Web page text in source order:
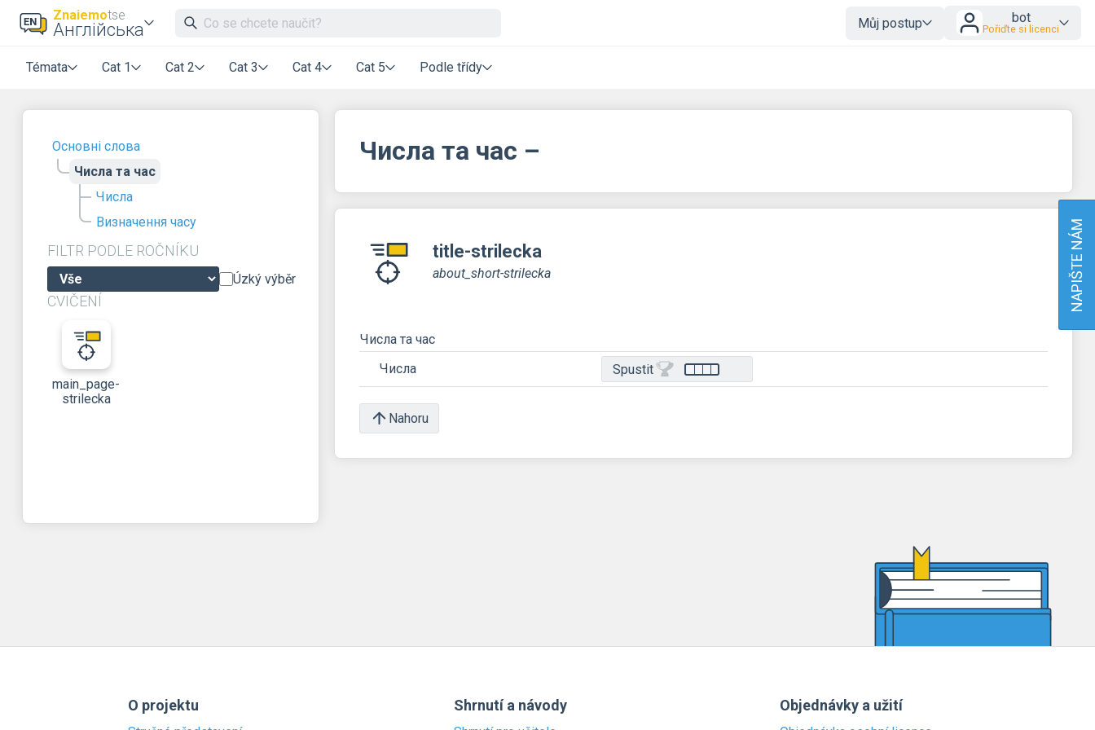
Znaiemotse
Англійська Můj postup bot
Pořiďte si licenci
Témata Cat 1 Cat 2 Cat 3 Cat 4 Cat 5 Podle třídy
Основні слова
Числа та час
Числа
Визначення часу
FILTR PODLE ROČNÍKU
Úzký výběr
CVIČENÍ
main_page-
strilecka
Числа та час –
title-strilecka
about_short-strilecka
Числа та час
Числа
Spustit
Nahoru
O projektu Shrnutí a návody Objednávky a užití
NAPIŠTE NÁM